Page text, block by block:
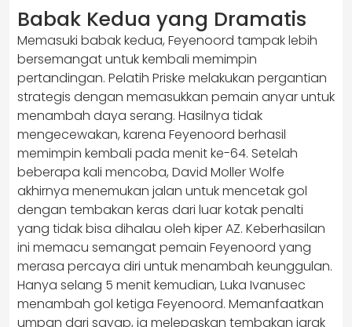
Babak Kedua yang Dramatis
Memasuki babak kedua, Feyenoord tampak lebih
bersemangat untuk kembali memimpin
pertandingan. Pelatih Priske melakukan pergantian
strategis dengan memasukkan pemain anyar untuk
menambah daya serang. Hasilnya tidak
mengecewakan, karena Feyenoord berhasil
memimpin kembali pada menit ke-64. Setelah
beberapa kali mencoba, David Moller Wolfe
akhirnya menemukan jalan untuk mencetak gol
dengan tembakan keras dari luar kotak penalti
yang tidak bisa dihalau oleh kiper AZ. Keberhasilan
ini memacu semangat pemain Feyenoord yang
merasa percaya diri untuk menambah keunggulan.
Hanya selang 5 menit kemudian, Luka Ivanusec
menambah gol ketiga Feyenoord. Memanfaatkan
umpan dari sayap, ia melepaskan tembakan jarak